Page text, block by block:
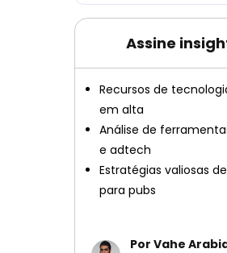
Assine
Recursos de
em alta
Análise de
e adtech
Estratégias valiosas
para pubs
Por Vahe